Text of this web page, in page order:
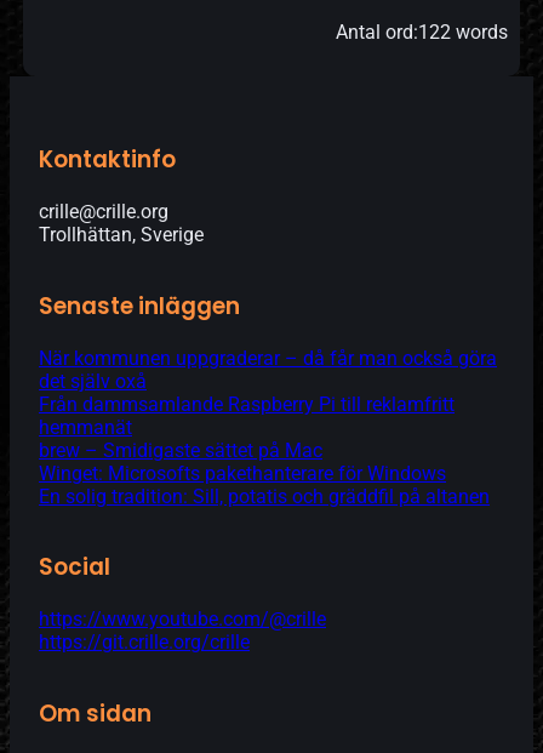
Antal ord:122 words
Kontaktinfo
crille@crille.org
Trollhättan, Sverige
Senaste inläggen
När kommunen uppgraderar – då får man också göra
det själv oxå
Från dammsamlande Raspberry Pi till reklamfritt
hemmanät
brew – Smidigaste sättet på Mac
Winget: Microsofts pakethanterare för Windows
En solig tradition: Sill, potatis och gräddfil på altanen
Social
https://www.youtube.com/@crille
https://git.crille.org/crille
Om sidan